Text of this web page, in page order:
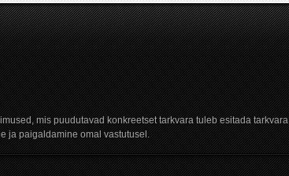
mis puudutavad konkreetset tarkvara tuleb esitada tarkvara
ja paigaldamine omal vastutusel.